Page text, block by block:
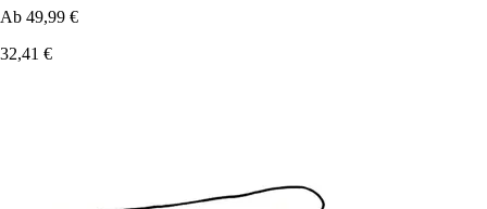
Ab 49,99 €
32,41 €